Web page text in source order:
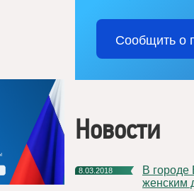
Сообщить о
Новости
8.03.2018
В городе Емва автоледи поздравили с Международным
женским